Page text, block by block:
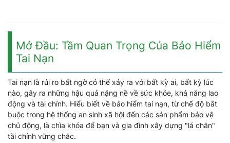
Mở Đầu: Tầm Quan Trọng Của Bảo Hiểm
Tai Nạn
Tai nạn là rủi ro bất ngờ có thể xảy ra với bất kỳ ai, bất kỳ lúc
nào, gây ra những hậu quả nặng nề về sức khỏe, khả năng lao
động và tài chính. Hiểu biết về bảo hiểm tai nạn, từ chế độ bắt
buộc trong hệ thống an sinh xã hội đến các sản phẩm bảo vệ
chủ động, là chìa khóa để bạn và gia đình xây dựng "lá chắn"
tài chính vững chắc.